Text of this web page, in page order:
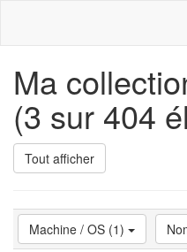
Ma
(3 sur 404
Tout afficher
Machine / OS (1)